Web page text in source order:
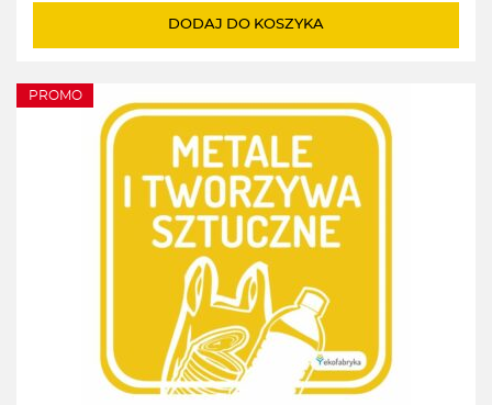
wynosiła:
wynosi:
DODAJ DO KOSZYKA
PROMO